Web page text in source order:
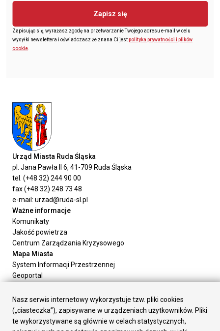
Zapisz się
Zapisując się, wyrażasz zgodę na przetwarzanie Twojego adresu e-mail w celu
wysyłki newslettera i oświadczasz że znana Ci jestpolityka prywatności i plików
cookie
Urząd Miasta Ruda Śląska
pl. Jana Pawła II 6, 41-709 Ruda Śląska
tel. (+48 32) 244 90 00
fax (+48 32) 248 73 48
e-mail: urzad@ruda-sl.pl
Ważne informacje
Komunikaty
Jakość powietrza
Centrum Zarządzania Kryzysowego
Mapa Miasta
System Informacji Przestrzennej
Geoportal
Załatw sprawę
Prezydent Miasta
Rada Miasta
Nasz serwis internetowy wykorzystuje tzw. pliki cookies
(„ciasteczka”), zapisywane w urządzeniach użytkowników. Pliki
te wykorzystywane są głównie w celach statystycznych,